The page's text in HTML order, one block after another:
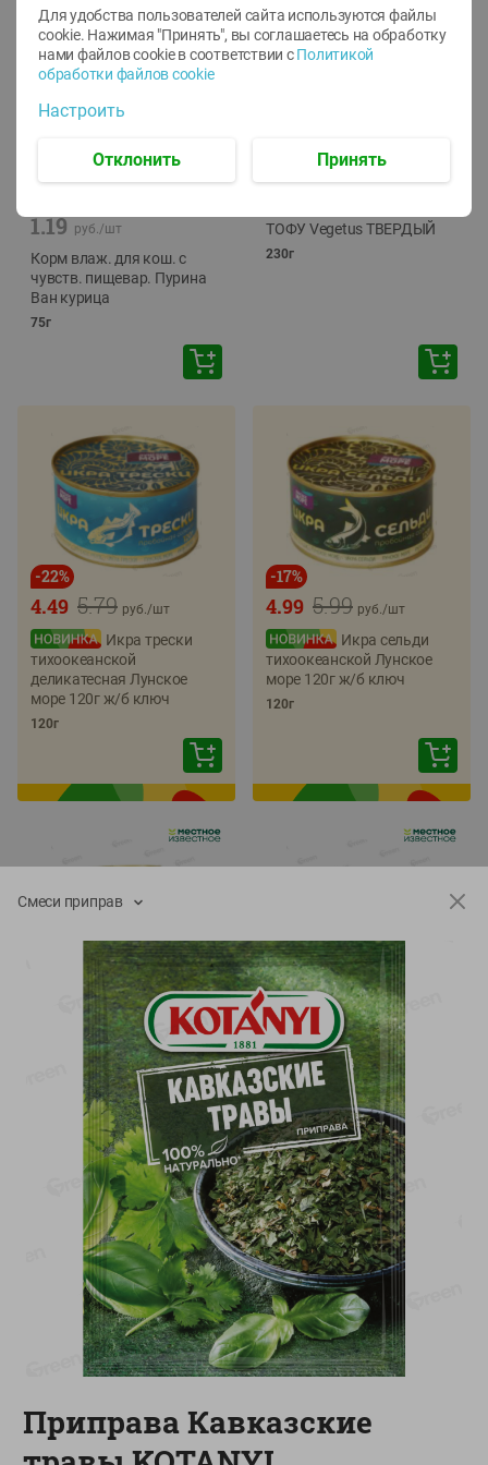
1.19 руб./шт
Корм влаж. для кош. с
чувств. пищевар. Пурина
Ван курица
75г
ТОФУ Vegetus ТВЕРДЫЙ
230г
-22%
5.79
4.49 руб./шт
Икра трески
тихоокеанской
деликатесная Лунское
море 120г ж/б ключ
120г
-17%
5.99
4.99 руб./шт
Икра сельди
тихоокеанской Лунское
море 120г ж/б ключ
120г
13.99 руб./ шт
Масло Топленое ГХИ
Местное Известное 99%
-13%
6.89
5.99 руб./шт
Яйца перепелиные
копченые Молодецкие
Местное известное 20 шт
упак Солигорска п/ф
20шт в уп
Показано 1-14 из 79
Показать 15-28 из 79
Специально для вас
Смеси приправ
Приправа Кавказские
Для удобства пользователей сайта используются файлы
cookie. Нажимая "Принять", вы соглашаетесь на обработку
нами файлов cookie в соответствии с Политикой
обработки файлов cookie
Настроить
Отклонить Принять